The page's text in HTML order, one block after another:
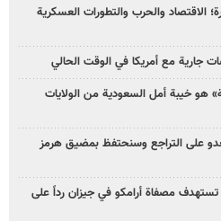
الاقتصاد والحرب والتطورات العسكرية
جارية مع أمريكا في الوقت الحالي
هو خيبة أمل السعودية من الولايات
على التراجع وسنحتفظ بمضيق هرمز
تستهدف مصفاة أرامكو في جيزان رداً على